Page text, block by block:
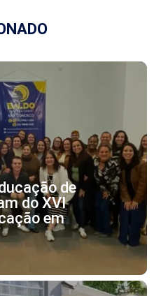
de
do XVI
em